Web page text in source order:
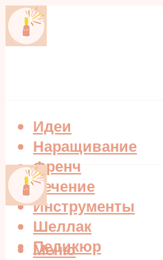
Идеи
Наращивание
Френч
Лечение
Инструменты
Шеллак
Педикюр
Меню